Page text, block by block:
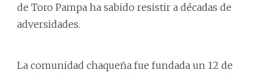
de Toro Pampa ha sabido resistir a décadas de
adversidades.
La comunidad chaqueña fue fundada un 12 de